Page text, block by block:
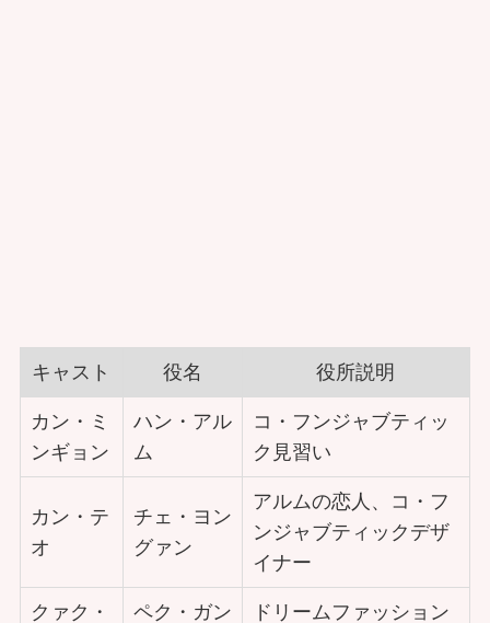
キャスト 役名 役所説明
カン・ミ
ンギョン
ハン・アル
ム
コ・フンジャブティッ
ク見習い
カン・テ
オ
チェ・ヨン
グァン
アルムの恋人、コ・フ
ンジャブティックデザ
イナー
クァク・ ペク・ガン ドリームファッション